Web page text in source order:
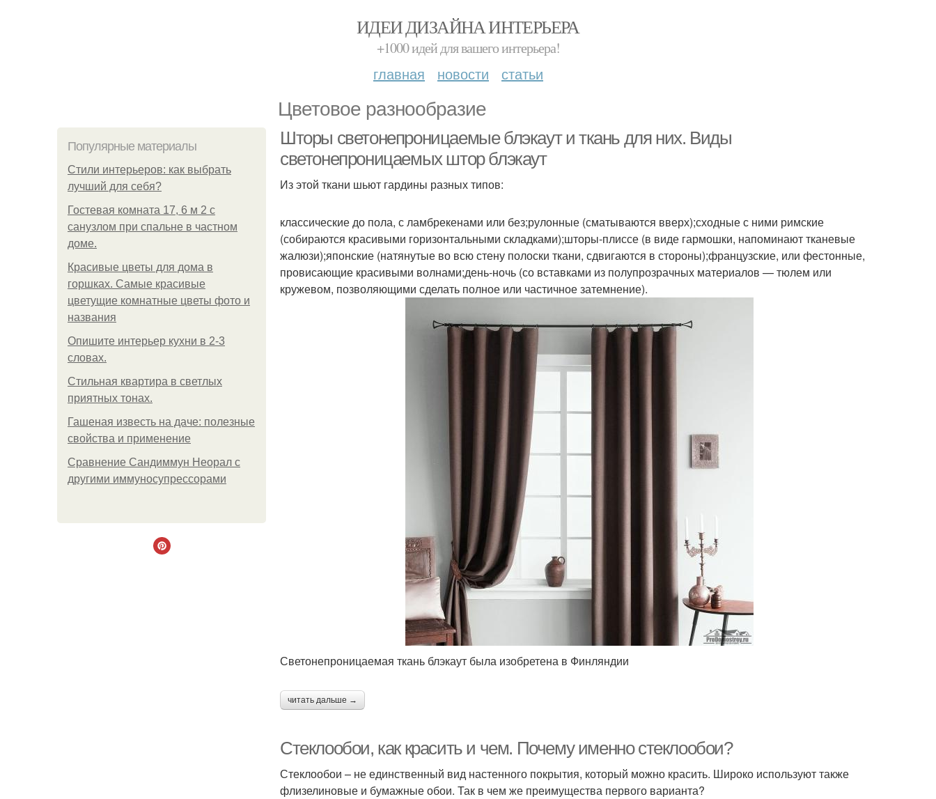
ИДЕИ ДИЗАЙНА ИНТЕРЬЕРА
+1000 идей для вашего интерьера!
главная новости статьи
Цветовое разнообразие
Популярные материалы
Стили интерьеров: как выбрать
лучший для себя?
Гостевая комната 17, 6 м 2 с
санузлом при спальне в частном
доме.
Красивые цветы для дома в
горшках. Самые красивые
цветущие комнатные цветы фото и
названия
Опишите интерьер кухни в 2-3
словах.
Стильная квартира в светлых
приятных тонах.
Гашеная известь на даче: полезные
свойства и применение
Сравнение Сандиммун Неорал с
другими иммуносупрессорами
Шторы светонепроницаемые блэкаут и ткань для них. Виды
светонепроницаемых штор блэкаут
Из этой ткани шьют гардины разных типов:
классические до пола, с ламбрекенами или без;рулонные (сматываются вверх);сходные с ними римские
(собираются красивыми горизонтальными складками);шторы-плиссе (в виде гармошки, напоминают тканевые
жалюзи);японские (натянутые во всю стену полоски ткани, сдвигаются в стороны);французские, или фестонные,
провисающие красивыми волнами;день-ночь (со вставками из полупрозрачных материалов — тюлем или
кружевом, позволяющими сделать полное или частичное затемнение).
Светонепроницаемая ткань блэкаут была изобретена в Финляндии
читать дальше →
Стеклообои, как красить и чем. Почему именно стеклообои?
Стеклообои – не единственный вид настенного покрытия, который можно красить. Широко используют также
флизелиновые и бумажные обои. Так в чем же преимущества первого варианта?